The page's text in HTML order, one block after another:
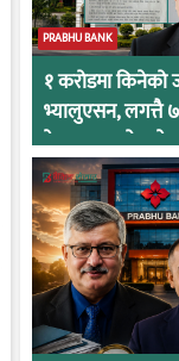
PRABHU BANK
१ करोडमा किनेको
भ्यालुएसन, लगत्तै
केसमा प्रभुको